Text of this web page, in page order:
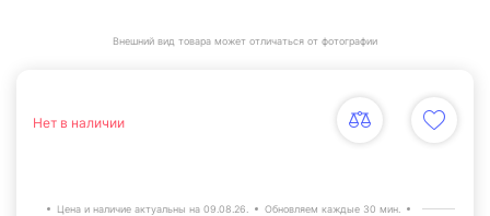
Внешний вид товара может отличаться от фотографии
Нет в наличии
Цена и наличие актуальны на 09.08.26. Обновляем каждые 30 мин.